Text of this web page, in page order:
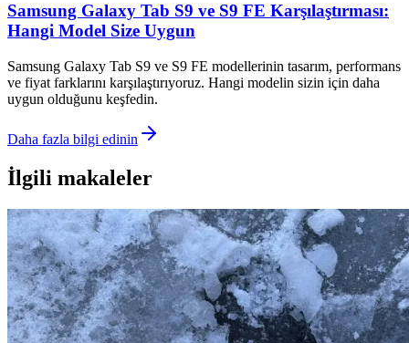
Samsung Galaxy Tab S9 ve S9 FE Karşılaştırması:
Hangi Model Size Uygun
Samsung Galaxy Tab S9 ve S9 FE modellerinin tasarım, performans
ve fiyat farklarını karşılaştırıyoruz. Hangi modelin sizin için daha
uygun olduğunu keşfedin.
Daha fazla bilgi edinin
İlgili makaleler